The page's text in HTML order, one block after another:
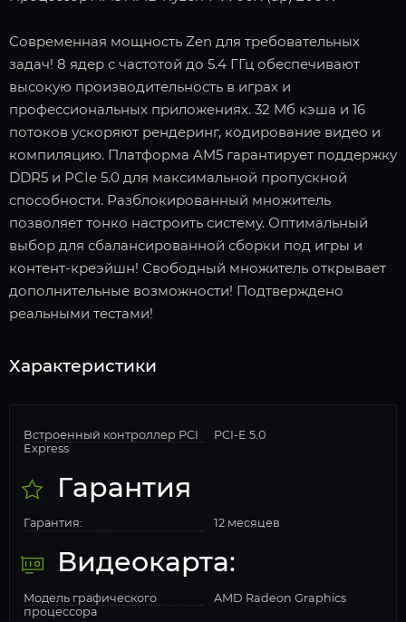
Современная мощность Zen для требовательных
задач! 8 ядер с частотой до 5.4 ГГц обеспечивают
высокую производительность в играх и
профессиональных приложениях. 32 Мб кэша и 16
потоков ускоряют рендеринг, кодирование видео и
компиляцию. Платформа AM5 гарантирует поддержку
DDR5 и PCIe 5.0 для максимальной пропускной
способности. Разблокированный множитель
позволяет тонко настроить систему. Оптимальный
выбор для сбалансированной сборки под игры и
контент-креэйшн! Свободный множитель открывает
дополнительные возможности! Подтверждено
реальными тестами!
Характеристики
Встроенный контроллер PCI
Express
PCI-E 5.0
Гарантия
Гарантия: 12 месяцев
Видеокарта:
Модель графического
процессора
AMD Radeon Graphics